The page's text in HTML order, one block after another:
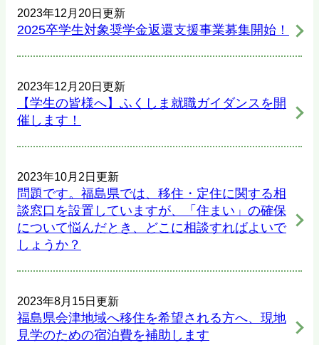
2023年12月20日更新
2025卒学生対象奨学金返還支援事業募集開始！
2023年12月20日更新
【学生の皆様へ】ふくしま就職ガイダンスを開
催します！
2023年10月2日更新
問題です。福島県では、移住・定住に関する相
談窓口を設置していますが、「住まい」の確保
について悩んだとき、どこに相談すればよいで
しょうか？
2023年8月15日更新
福島県会津地域へ移住を希望される方へ、現地
見学のための宿泊費を補助します